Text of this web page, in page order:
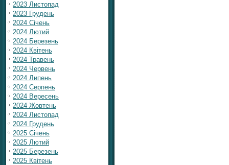
2023 Листопад
2023 Грудень
2024 Січень
2024 Лютий
2024 Березень
2024 Квітень
2024 Травень
2024 Червень
2024 Липень
2024 Серпень
2024 Вересень
2024 Жовтень
2024 Листопад
2024 Грудень
2025 Січень
2025 Лютий
2025 Березень
2025 Квітень